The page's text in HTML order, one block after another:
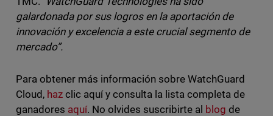
galardonada por sus logros en la aportación de
innovación y excelencia a este crucial segmento de
mercado”.
Para obtener más información sobre WatchGuard
Cloud, hazclic aquí y consulta la lista completa de
ganadores aquí. No olvides suscribirte al blog de